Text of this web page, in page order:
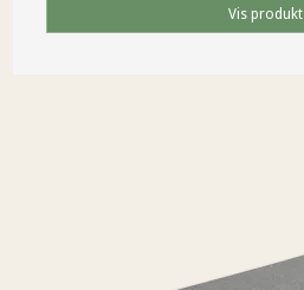
Vis produkt